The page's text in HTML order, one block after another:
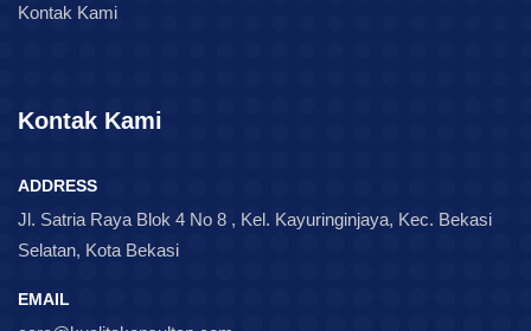
Kontak Kami
Kontak Kami
ADDRESS
Jl. Satria Raya Blok 4 No 8 , Kel. Kayuringinjaya, Kec. Bekasi
Selatan, Kota Bekasi
EMAIL